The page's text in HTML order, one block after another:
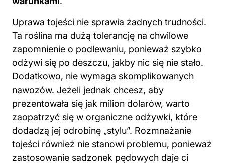
Uprawa tojeści nie sprawia żadnych trudności.
Ta roślina ma dużą tolerancję na chwilowe
zapomnienie o podlewaniu, ponieważ szybko
odżywi się po deszczu, jakby nic się nie stało.
Dodatkowo, nie wymaga skomplikowanych
nawozów. Jeżeli jednak chcesz, aby
prezentowała się jak milion dolarów, warto
zaopatrzyć się w organiczne odżywki, które
dodadzą jej odrobinę „stylu”. Rozmnażanie
tojeści również nie stanowi problemu, ponieważ
zastosowanie sadzonek pędowych daje ci